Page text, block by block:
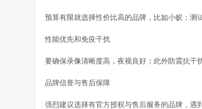
预算有限就选择性价比高的品牌，比如小蚁；测
性能优先和免疫干扰
要确保录像清晰度高，夜视良好；此外防震抗干
品牌信誉与售后保障
强烈建议选择有官方授权与售后服务的品牌，遇